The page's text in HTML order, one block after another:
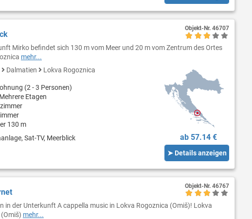
Mirko befindet sich 130 m vom Meer und 20 m vom Zentrum des Ortes
mehr...
Dalmatien Lokva Rogoznica
(2 - 3 Personen)
Etagen
130 m
Sat-TV, Meerblick
ab 57.14 €
➤ Details anzeigen
Objekt-Nr. 46707
in der Unterkunft A cappella music in Lokva Rogoznica (Omiš)! Lokva
mehr...
Objekt-Nr. 46767